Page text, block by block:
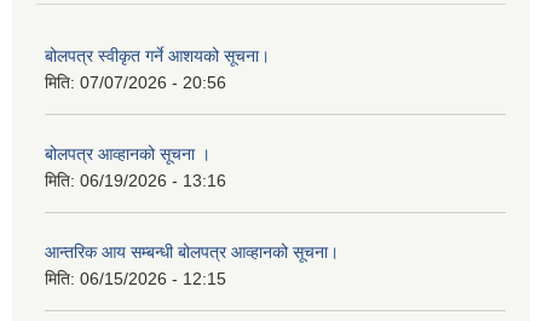
बोलपत्र स्वीकृत गर्ने आशयको सूचना।
मिति: 07/07/2026 - 20:56
बोलपत्र आव्हानको सूचना ।
मिति: 06/19/2026 - 13:16
आन्तरिक आय सम्बन्धी बोलपत्र आव्हानको सूचना।
मिति: 06/15/2026 - 12:15